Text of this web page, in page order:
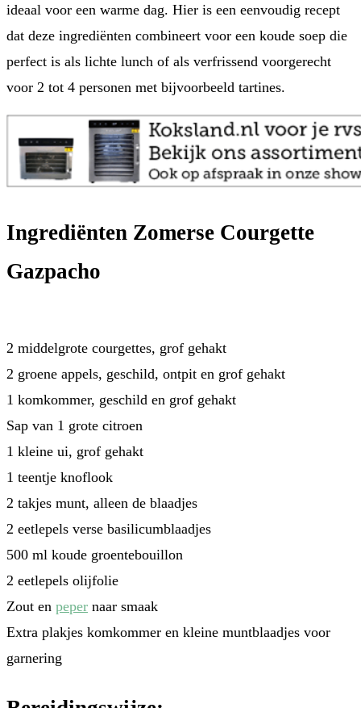
ideaal voor een warme dag. Hier is een eenvoudig recept
dat deze ingrediënten combineert voor een koude soep die
perfect is als lichte lunch of als verfrissend voorgerecht
voor 2 tot 4 personen met bijvoorbeeld tartines.
Ingrediënten Zomerse Courgette
Gazpacho
2 middelgrote courgettes, grof gehakt
2 groene appels, geschild, ontpit en grof gehakt
1 komkommer, geschild en grof gehakt
Sap van 1 grote citroen
1 kleine ui, grof gehakt
1 teentje knoflook
2 takjes munt, alleen de blaadjes
2 eetlepels verse basilicumblaadjes
500 ml koude groentebouillon
2 eetlepels olijfolie
Zout en peper naar smaak
Extra plakjes komkommer en kleine muntblaadjes voor
garnering